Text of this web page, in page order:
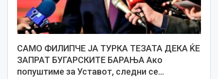
САМО ФИЛИПЧЕ ЈА ТУРКА ТЕЗАТА ДЕКА ЌЕ
ЗАПРАТ БУГАРСКИТЕ БАРАЊА Ако
попуштиме за Уставот, следни се…